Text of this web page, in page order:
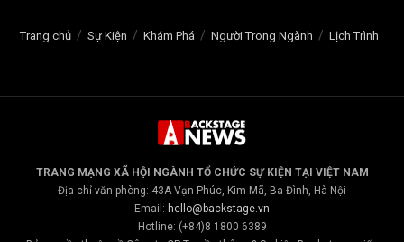
Trang chủ Sự Kiện Khám Phá Người Trong Ngành Lịch Trình
TRANG MẠNG XÃ HỘI NGÀNH TỔ CHỨC SỰ KIỆN TẠI VIỆT NAM
Địa chỉ văn phòng: 43A Vạn Phúc, Kim Mã, Ba Đình, Hà Nội
Email: hello@backstage.vn
Hotline: (+84)8 1800 6389